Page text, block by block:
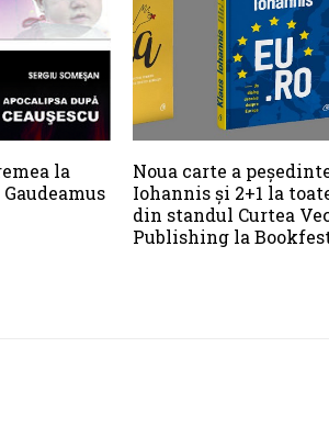
la
Noua carte a
Iohannis și 2+1 la
din standul Curtea
Publishing la